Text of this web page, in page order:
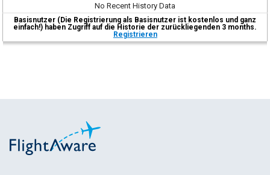
No Recent History Data
Basisnutzer (Die Registrierung als Basisnutzer ist kostenlos und ganz
einfach!) haben Zugriff auf die Historie der zurückliegenden 3 months.
Registrieren